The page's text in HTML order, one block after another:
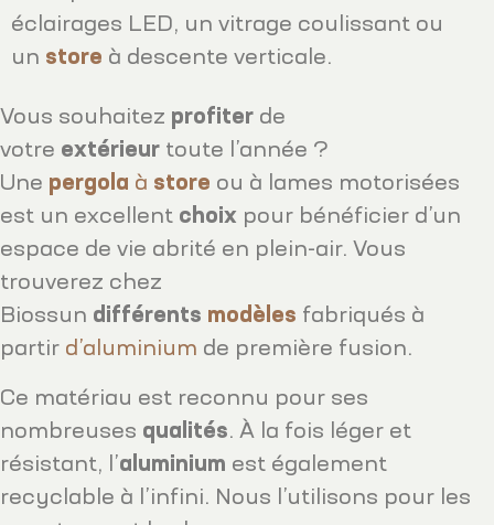
éclairages LED, un vitrage coulissant ou
un store à descente verticale.
Vous souhaitez profiter de
votre extérieur toute l’année ?
Une pergola à store ou à lames motorisées
est un excellent choix pour bénéficier d’un
espace de vie abrité en plein-air. Vous
trouverez chez
Biossun différents modèles fabriqués à
partir d’aluminium de première fusion.
Ce matériau est reconnu pour ses
nombreuses qualités. À la fois léger et
résistant, l’aluminium est également
recyclable à l’infini. Nous l’utilisons pour les